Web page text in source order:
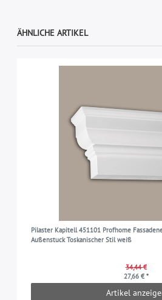
ÄHNLICHE ARTIKEL
Pilaster Kapitell 451101 Profhome
Außenstuck Toskanischer Stil weiß
34,44 €
27,66 € *
Artikel